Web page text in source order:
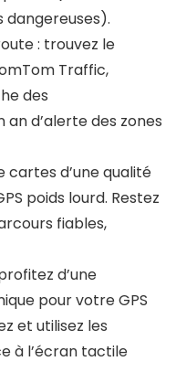
dangereuses).
: trouvez le
Traffic,
des
d’alerte des zones
cartes d’une qualité
poids lourd. Restez
fiables,
d’une
pour votre GPS
et utilisez les
à l’écran tactile